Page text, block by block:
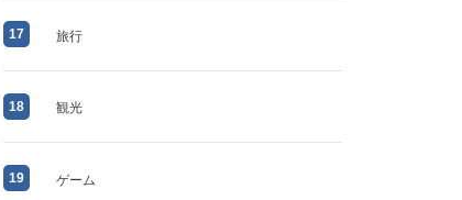
17 旅行
18 観光
19 ゲーム